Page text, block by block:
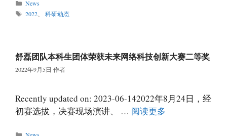
分
类
News
标
2022 、科研动态
舒磊团队本科生团体荣获未来网络科技创新大赛二等奖
2022年9月5日 作者
Recently updated on: 2023-06-142022年8月24日，经
初赛选拔，决赛现场演讲、 … 阅读更多
分